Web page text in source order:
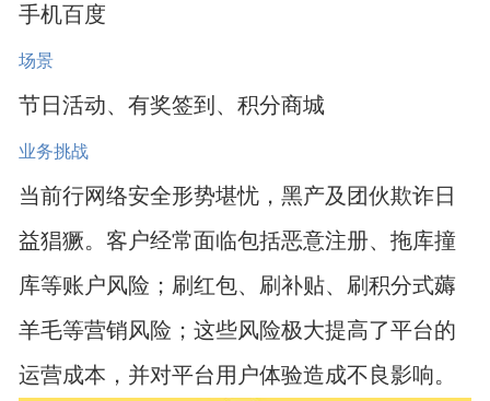
手机百度
场景
节日活动、有奖签到、积分商城
业务挑战
当前行网络安全形势堪忧，黑产及团伙欺诈日
益猖獗。客户经常面临包括恶意注册、拖库撞
库等账户风险；刷红包、刷补贴、刷积分式薅
羊毛等营销风险；这些风险极大提高了平台的
运营成本，并对平台用户体验造成不良影响。